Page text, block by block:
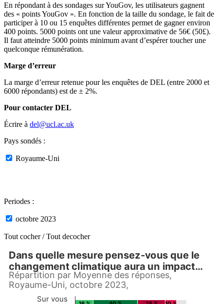
En répondant à des sondages sur YouGov, les utilisateurs gagnent
des « points YouGov ». En fonction de la taille du sondage, le fait de
participer à 10 ou 15 enquêtes différentes permet de gagner environ
400 points. 5000 points ont une valeur approximative de 56€ (50£).
Il faut atteindre 5000 points minimum avant d’espérer toucher une
quelconque rémunération.
Marge d’erreur
La marge d’erreur retenue pour les enquêtes de DEL (entre 2000 et
6000 répondants) est de ± 2%.
Pour contacter DEL
Écrire à del@ucl.ac.uk
Pays sondés :
Royaume-Uni
Periodes :
octobre 2023
Tout cocher / Tout decocher
Dans quelle mesure pensez-vous que le
Bar chart with 5 data series.
Répartition par Moyenne des réponses, Royaume-Uni, octobre 2023,
View as data table, Dans quelle mesure pensez-vous que le
Dans quelle mesure pensez-vous que le
changement climatique aura un impact…
Répartition par Moyenne des réponses,
Royaume-Uni, octobre 2023,
Sur vous